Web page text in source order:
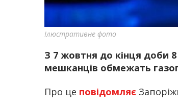
Ілюстративне фото
З 7 жовтня до кінця доби
мешканців обмежать
Про це повідомляє